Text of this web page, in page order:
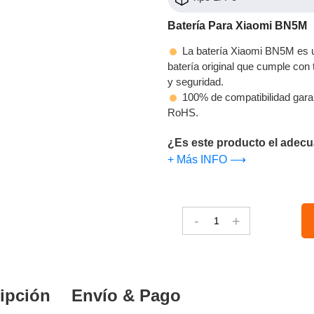
Batería Para Xiaomi BN5M
La batería Xiaomi BN5M es
batería original que cumple
y seguridad.
100% de compatibilidad
RoHS.
¿Es este producto el
+ Más INFO ⟶
- +
Envío & Pago